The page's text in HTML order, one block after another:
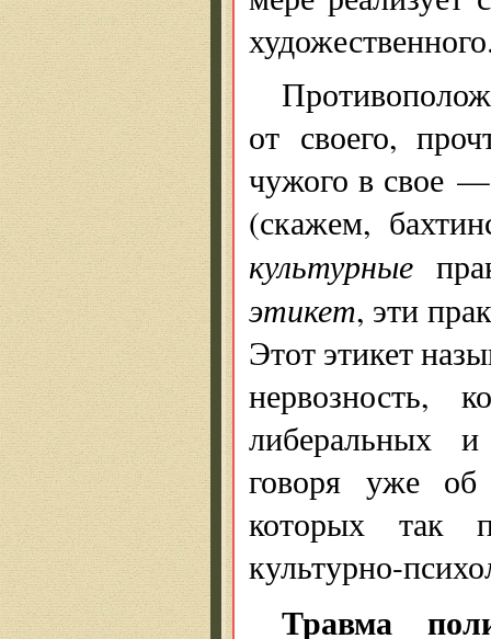
от своего,
чужого в свое —
(скажем,
культурные
этикет, эти
Этот этикет
нервозность,
либеральных
говоря уже об
которых так
культурно-
Травма